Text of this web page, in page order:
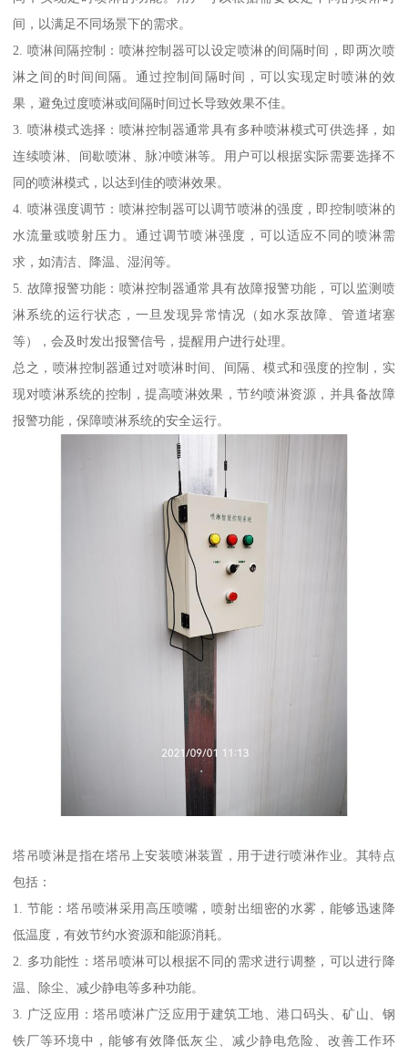
间，以满足不同场景下的需求。
2. 喷淋间隔控制：喷淋控制器可以设定喷淋的间隔时间，即两次喷
淋之间的时间间隔。通过控制间隔时间，可以实现定时喷淋的效
果，避免过度喷淋或间隔时间过长导致效果不佳。
3. 喷淋模式选择：喷淋控制器通常具有多种喷淋模式可供选择，如
连续喷淋、间歇喷淋、脉冲喷淋等。用户可以根据实际需要选择不
同的喷淋模式，以达到佳的喷淋效果。
4. 喷淋强度调节：喷淋控制器可以调节喷淋的强度，即控制喷淋的
水流量或喷射压力。通过调节喷淋强度，可以适应不同的喷淋需
求，如清洁、降温、湿润等。
5. 故障报警功能：喷淋控制器通常具有故障报警功能，可以监测喷
淋系统的运行状态，一旦发现异常情况（如水泵故障、管道堵塞
等），会及时发出报警信号，提醒用户进行处理。
总之，喷淋控制器通过对喷淋时间、间隔、模式和强度的控制，实
现对喷淋系统的控制，提高喷淋效果，节约喷淋资源，并具备故障
报警功能，保障喷淋系统的安全运行。
塔吊喷淋是指在塔吊上安装喷淋装置，用于进行喷淋作业。其特点
包括：
1. 节能：塔吊喷淋采用高压喷嘴，喷射出细密的水雾，能够迅速降
低温度，有效节约水资源和能源消耗。
2. 多功能性：塔吊喷淋可以根据不同的需求进行调整，可以进行降
温、除尘、减少静电等多种功能。
3. 广泛应用：塔吊喷淋广泛应用于建筑工地、港口码头、矿山、钢
铁厂等环境中，能够有效降低灰尘、减少静电危险、改善工作环